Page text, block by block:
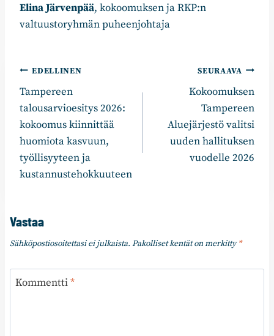
Elina Järvenpää, kokoomuksen ja RKP:n
valtuustoryhmän puheenjohtaja
Artikkelien
selaus
EDELLINEN
Tampereen
talousarvioesitys 2026:
kokoomus kiinnittää
huomiota kasvuun,
työllisyyteen ja
kustannustehokkuuteen
SEURAAVA
Kokoomuksen
Tampereen
Aluejärjestö valitsi
uuden hallituksen
vuodelle 2026
Vastaa
Sähköpostiosoitettasi ei julkaista. Pakolliset kentät on merkitty*
Kommentti*